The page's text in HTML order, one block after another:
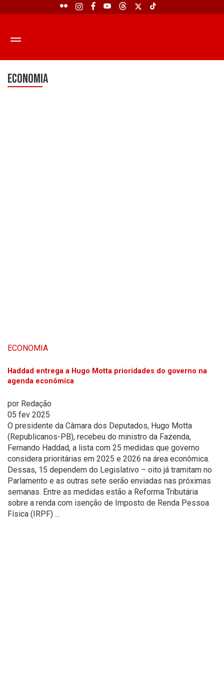
ECONOMIA
ECONOMIA
Haddad entrega a Hugo Motta prioridades do governo na
agenda econômica
por Redação
05 fev 2025
O presidente da Câmara dos Deputados, Hugo Motta
(Republicanos-PB), recebeu do ministro da Fazenda,
Fernando Haddad, a lista com 25 medidas que governo
considera prioritárias em 2025 e 2026 na área econômica.
Dessas, 15 dependem do Legislativo – oito já tramitam no
Parlamento e as outras sete serão enviadas nas próximas
semanas. Entre as medidas estão a Reforma Tributária
sobre a renda com isenção de Imposto de Renda Pessoa
Física (IRPF) ...